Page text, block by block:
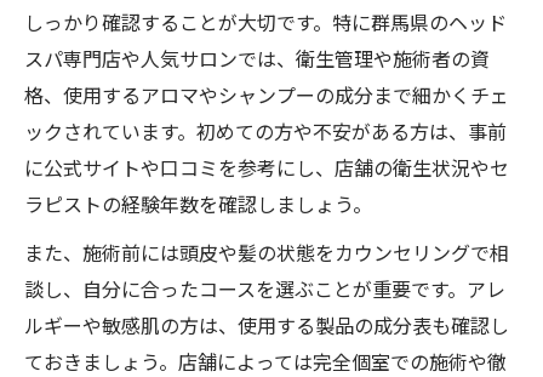
しっかり確認することが大切です。特に群馬県のヘッド
スパ専門店や人気サロンでは、衛生管理や施術者の資
格、使用するアロマやシャンプーの成分まで細かくチェ
ックされています。初めての方や不安がある方は、事前
に公式サイトや口コミを参考にし、店舗の衛生状況やセ
ラピストの経験年数を確認しましょう。
また、施術前には頭皮や髪の状態をカウンセリングで相
談し、自分に合ったコースを選ぶことが重要です。アレ
ルギーや敏感肌の方は、使用する製品の成分表も確認し
ておきましょう。店舗によっては完全個室での施術や徹